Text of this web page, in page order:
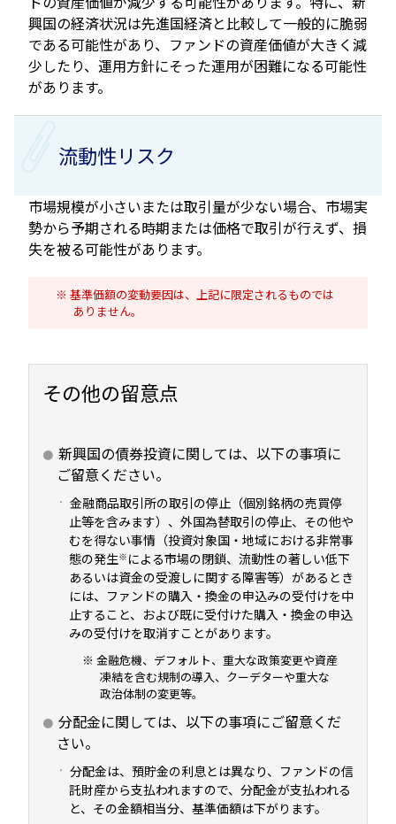
興国の経済状況は先進国経済と比較して一般的に脆弱
である可能性があり、ファンドの資産価値が大きく減
少したり、運用方針にそった運用が困難になる可能性
があります。
流動性リスク
市場規模が小さいまたは取引量が少ない場合、市場実
勢から予期される時期または価格で取引が行えず、損
失を被る可能性があります。
基準価額の変動要因は、上記に限定されるものでは
ありません。
その他の留意点
新興国の債券投資に関しては、以下の事項に
ご留意ください。
金融商品取引所の取引の停止（個別銘柄の売買停
止等を含みます）、外国為替取引の停止、その他や
むを得ない事情（投資対象国・地域における非常事
態の発生※ による市場の閉鎖、流動性の著しい低下
あるいは資金の受渡しに関する障害等）があるとき
には、ファンドの購入・換金の申込みの受付けを中
止すること、および既に受付けた購入・換金の申込
みの受付けを取消すことがあります。
金融危機、デフォルト、重大な政策変更や資産
凍結を含む規制の導入、クーデターや重大な
政治体制の変更等。
分配金に関しては、以下の事項にご留意くだ
さい。
分配金は、預貯金の利息とは異なり、ファンドの信
託財産から支払われますので、分配金が支払われる
と、その金額相当分、基準価額は下がります。